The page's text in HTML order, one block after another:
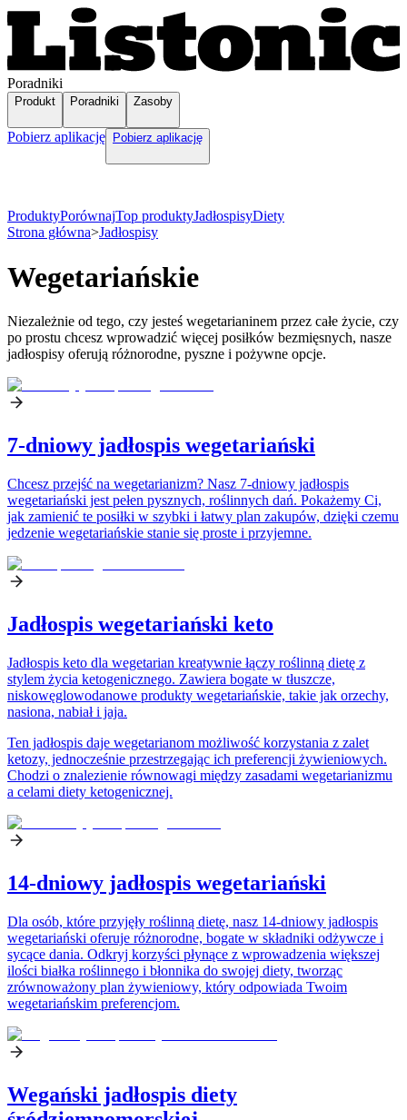
Poradniki
Produkt Poradniki Zasoby
Pobierz aplikację Pobierz aplikację
ProduktyPorównajTop produktyJadłospisyDiety
Strona główna>Jadłospisy
Wegetariańskie
Niezależnie od tego, czy jesteś wegetarianinem przez całe życie, czy
po prostu chcesz wprowadzić więcej posiłków bezmięsnych, nasze
jadłospisy oferują różnorodne, pyszne i pożywne opcje.
7-dniowy jadłospis wegetariański
Chcesz przejść na wegetarianizm? Nasz 7-dniowy jadłospis
wegetariański jest pełen pysznych, roślinnych dań. Pokażemy Ci,
jak zamienić te posiłki w szybki i łatwy plan zakupów, dzięki czemu
jedzenie wegetariańskie stanie się proste i przyjemne.
Jadłospis wegetariański keto
Jadłospis keto dla wegetarian kreatywnie łączy roślinną dietę z
stylem życia ketogenicznego. Zawiera bogate w tłuszcze,
niskowęglowodanowe produkty wegetariańskie, takie jak orzechy,
nasiona, nabiał i jaja.
Ten jadłospis daje wegetarianom możliwość korzystania z zalet
ketozy, jednocześnie przestrzegając ich preferencji żywieniowych.
Chodzi o znalezienie równowagi między zasadami wegetarianizmu
a celami diety ketogenicznej.
14-dniowy jadłospis wegetariański
Dla osób, które przyjęły roślinną dietę, nasz 14-dniowy jadłospis
wegetariański oferuje różnorodne, bogate w składniki odżywcze i
sycące dania. Odkryj korzyści płynące z wprowadzenia większej
ilości białka roślinnego i błonnika do swojej diety, tworząc
zrównoważony plan żywieniowy, który odpowiada Twoim
wegetariańskim preferencjom.
Wegański jadłospis diety